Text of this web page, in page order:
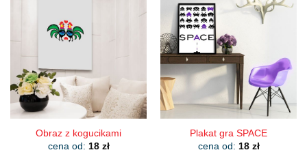
Opcje
na
stronie
produktu
wiele
wariantów.
Opcje
można
wybrać
na
stronie
produktu
Obraz z kogucikami
cena od: 18 zł
Plakat gra SPACE
cena od: 18 zł